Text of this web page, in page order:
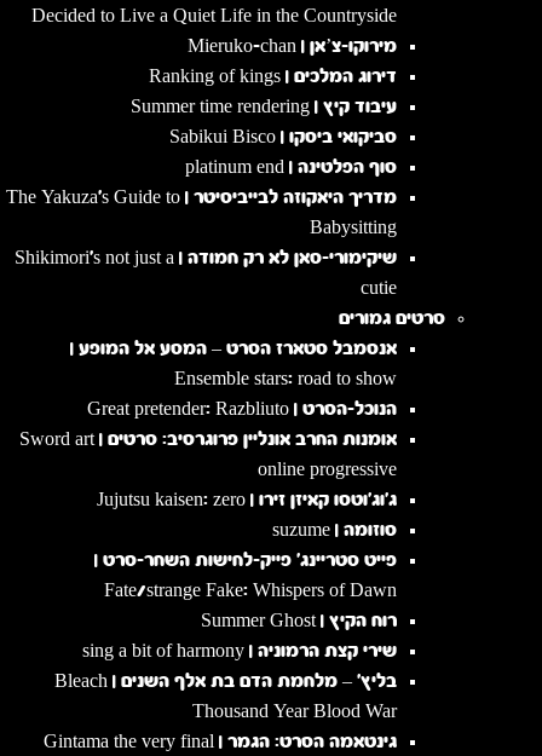
Decided to Live a Quiet Life in the Countryside
מירוקו-צ’אן | Mieruko-chan
דירוג המלכים | Ranking of kings
עיבוד קיץ | Summer time rendering
סביקואי ביסקו | Sabikui Bisco
סוף הפלטינה | platinum end
מדריך היאקוזה לבייביסיטר | The Yakuza's Guide to
Babysitting
שיקימורי-סאן לא רק חמודה | Shikimori's not just a
cutie
סרטים גמורים
אנסמבל סטארז הסרט – המסע אל המופע |
Ensemble stars: road to show
הנוכל-הסרט | Great pretender: Razbliuto
אומנות החרב אונליין פרוגרסיב: סרטים | Sword art
online progressive
ג'וג'וטסו קאיזן זירו | Jujutsu kaisen: zero
סוזומה | suzume
פייט סטריינג' פייק-לחישות השחר-סרט |
Fate/strange Fake: Whispers of Dawn
רוח הקיץ | Summer Ghost
שירי קצת הרמוניה | sing a bit of harmony
בליץ' – מלחמת הדם בת אלף השנים | Bleach
Thousand Year Blood War
גינטאמה הסרט: הגמר | Gintama the very final